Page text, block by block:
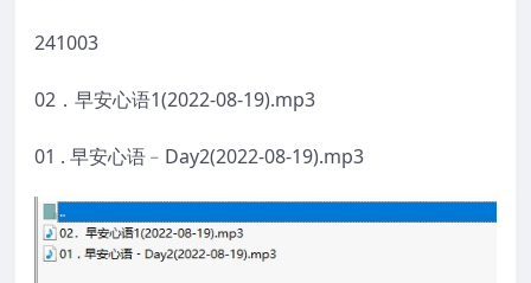
241003
02．早安心语1(2022-08-19).mp3
01 . 早安心语﹣Day2(2022-08-19).mp3